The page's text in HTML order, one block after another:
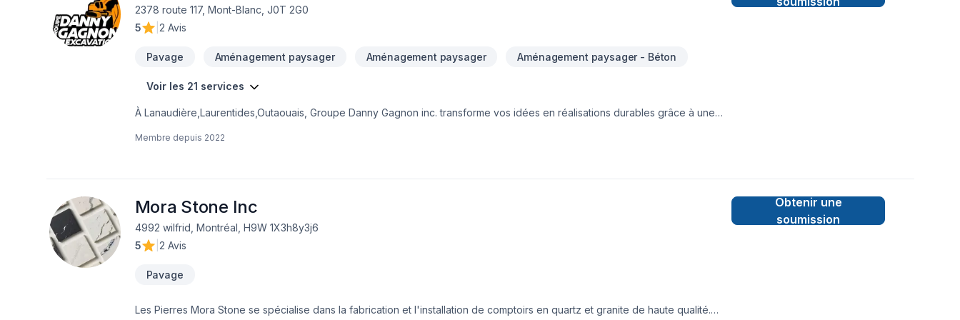
2378 route 117, Mont-Blanc, J0T 2G0
5
2 Avis
Pavage Aménagement paysager Aménagement paysager Aménagement paysager - Béton
Voir les 21 services
À Lanaudière,Laurentides,Outaouais, Groupe Danny Gagnon inc. transforme vos idées en réalisations durables grâce à une
Fosse septique, Maçonnerie, Margelle, Muret, Pavage, Paysagement. Grâce à notre approche centrée sur le client, nous
Membre depuis 2022
Mora Stone Inc
4992 wilfrid, Montréal, H9W 1X3h8y3j6
5
2 Avis
Pavage
Les Pierres Mora Stone se spécialise dans la fabrication et l'installation de comptoirs en quartz et granite de haute qualité.
Obtenir une
soumission